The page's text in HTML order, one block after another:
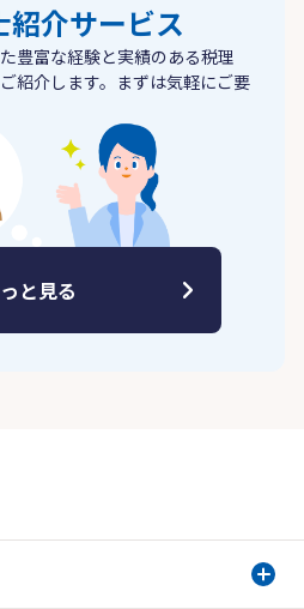
紹介サービス
豊富な経験と実績のある税理
紹介します。まずは気軽にご要
と見る